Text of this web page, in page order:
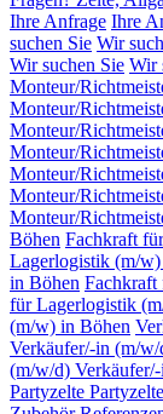
Ihre Anfrage Ihre
suchen Sie Wir
Wir suchen Sie Wir
Monteur/
Monteur/
Monteur/
Monteur/
Monteur/
Monteur/
Monteur/
Böhen Fachkraft
Lagerlogistik (m/
in Böhen
für Lagerlogistik
(m/w) in Böhen
Verkäufer/-in (m/w/
(m/w/d)
Partyzelte Partyzelte